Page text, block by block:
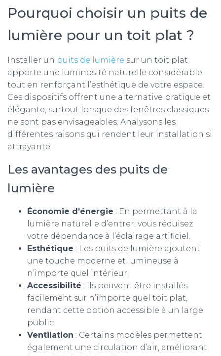
Pourquoi choisir un puits de
lumière pour un toit plat ?
Installer un puits de lumière sur un toit plat
apporte une luminosité naturelle considérable
tout en renforçant l’esthétique de votre espace.
Ces dispositifs offrent une alternative pratique et
élégante, surtout lorsque des fenêtres classiques
ne sont pas envisageables. Analysons les
différentes raisons qui rendent leur installation si
attrayante.
Les avantages des puits de
lumière
Économie d’énergie : En permettant à la
lumière naturelle d’entrer, vous réduisez
votre dépendance à l’éclairage artificiel.
Esthétique : Les puits de lumière ajoutent
une touche moderne et lumineuse à
n’importe quel intérieur.
Accessibilité : Ils peuvent être installés
facilement sur n’importe quel toit plat,
rendant cette option accessible à un large
public.
Ventilation : Certains modèles permettent
également une circulation d’air, améliorant